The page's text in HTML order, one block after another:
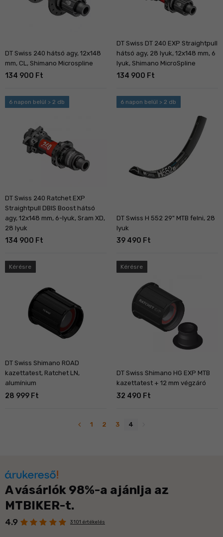
DT Swiss 240 hátsó agy, 12x148
mm, CL, Shimano Microspline
134 900 Ft
DT Swiss DT 240 EXP Straightpull
hátsó agy, 28 lyuk, 12x148 mm, 6
lyuk, Shimano MicroSpline
134 900 Ft
6 napon belül > 2 db
DT Swiss 240 Ratchet EXP
Straightpull DBIS Boost hátsó
agy, 12x148 mm, 6-lyuk, Sram XD,
28 lyuk
134 900 Ft
6 napon belül > 2 db
DT Swiss H 552 29" MTB felni, 28
lyuk
39 490 Ft
Kérésre
DT Swiss Shimano ROAD
kazettatest, Ratchet LN,
alumínium
28 999 Ft
Kérésre
DT Swiss Shimano HG EXP MTB
kazettatest + 12 mm végzáró
32 490 Ft
navigate_before 1 2 3 4
A vásárlók 98%-a ajánlja az
MTBIKER-t.
4.9 3 101 értékelés